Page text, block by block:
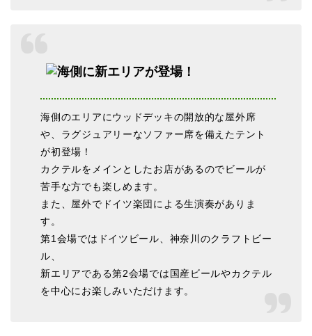
海側のエリアにウッドデッキの開放的な屋外席
や、ラグジュアリーなソファー席を備えたテント
が初登場！
カクテルをメインとしたお店があるのでビールが
苦手な方でも楽しめます。
また、屋外でドイツ楽団による生演奏がありま
す。
第1会場ではドイツビール、神奈川のクラフトビー
ル、
新エリアである第2会場では国産ビールやカクテル
を中心にお楽しみいただけます。